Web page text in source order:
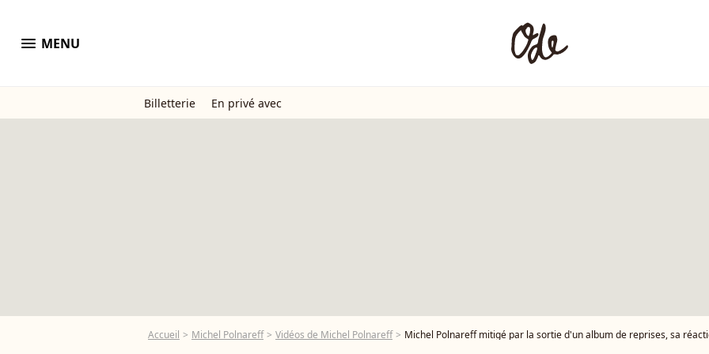
menu MENU
Billetterie En privé avec
Accueil Michel Polnareff Vidéos de Michel Polnareff Michel Polnareff mitigé par la sortie d'un album de reprises, sa